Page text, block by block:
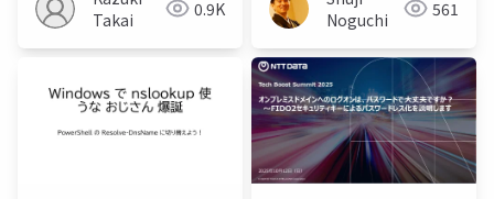
Takai
0.9K
Noguchi
561